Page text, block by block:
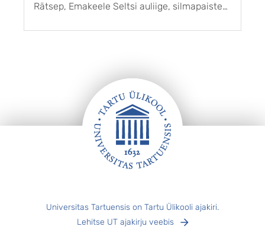
Rätsep, Emakeele Seltsi auliige, silmapaistev
keele ja sugulaskeelte ajalugu ...
Universitas Tartuensis on Tartu Ülikooli ajakiri.
Lehitse UT ajakirju veebis